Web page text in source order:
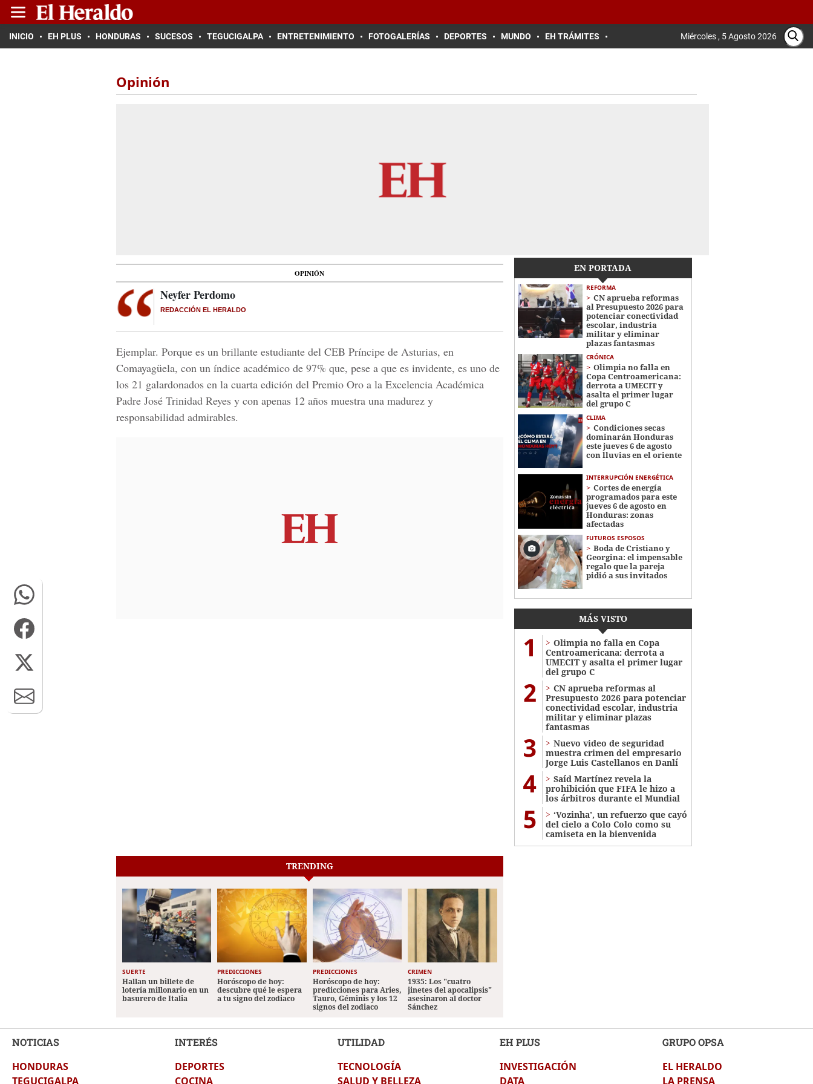
INICIO EH PLUS HONDURAS SUCESOS TEGUCIGALPA ENTRETENIMIENTO FOTOGALERÍAS DEPORTES MUNDO EH TRÁMITES Miércoles , 5 Agosto 2026
Opinión
OPINIÓN
Neyfer Perdomo
REDACCIÓN EL HERALDO
Ejemplar. Porque es un brillante estudiante del CEB Príncipe de Asturias, en
Comayagüela, con un índice académico de 97% que, pese a que es invidente, es uno de
los 21 galardonados en la cuarta edición del Premio Oro a la Excelencia Académica
Padre José Trinidad Reyes y con apenas 12 años muestra una madurez y
responsabilidad admirables.
EN PORTADA
REFORMA
CN aprueba reformas
al Presupuesto 2026 para
potenciar conectividad
escolar, industria
militar y eliminar
plazas fantasmas
CRÓNICA
Olimpia no falla en
Copa Centroamericana:
derrota a UMECIT y
asalta el primer lugar
del grupo C
CLIMA
Condiciones secas
dominarán Honduras
este jueves 6 de agosto
con lluvias en el oriente
INTERRUPCIÓN ENERGÉTICA
Cortes de energía
programados para este
jueves 6 de agosto en
Honduras: zonas
afectadas
FUTUROS ESPOSOS
Boda de Cristiano y
Georgina: el impensable
regalo que la pareja
pidió a sus invitados
MÁS VISTO
1
Olimpia no falla en Copa
Centroamericana: derrota a
UMECIT y asalta el primer lugar
del grupo C
2
CN aprueba reformas al
Presupuesto 2026 para potenciar
conectividad escolar, industria
militar y eliminar plazas
fantasmas
3
Nuevo video de seguridad
muestra crimen del empresario
Jorge Luis Castellanos en Danlí
4
Saíd Martínez revela la
prohibición que FIFA le hizo a
los árbitros durante el Mundial
5
‘Vozinha’, un refuerzo que cayó
del cielo a Colo Colo como su
camiseta en la bienvenida
TRENDING
SUERTE
Hallan un billete de
lotería millonario en un
basurero de Italia
PREDICCIONES
Horóscopo de hoy:
descubre qué le espera
a tu signo del zodiaco
PREDICCIONES
Horóscopo de hoy:
predicciones para Aries,
Tauro, Géminis y los 12
signos del zodiaco
CRIMEN
1935: Los "cuatro
jinetes del apocalipsis"
asesinaron al doctor
Sánchez
NOTICIAS
HONDURAS
TEGUCIGALPA
INTERÉS
DEPORTES
COCINA
UTILIDAD
TECNOLOGÍA
SALUD Y BELLEZA
EH PLUS
INVESTIGACIÓN
DATA
GRUPO OPSA
EL HERALDO
LA PRENSA